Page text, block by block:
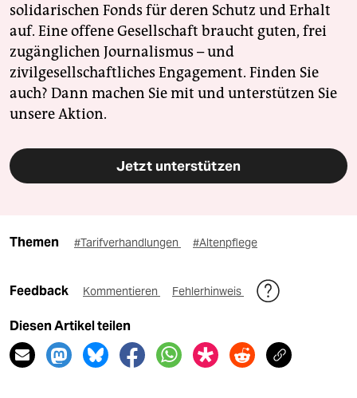
solidarischen Fonds für deren Schutz und Erhalt
auf. Eine offene Gesellschaft braucht guten, frei
zugänglichen Journalismus – und
zivilgesellschaftliches Engagement. Finden Sie
auch? Dann machen Sie mit und unterstützen Sie
unsere Aktion.
Jetzt unterstützen
Themen #Tarifverhandlungen #Altenpflege
Feedback Kommentieren Fehlerhinweis
Diesen Artikel teilen